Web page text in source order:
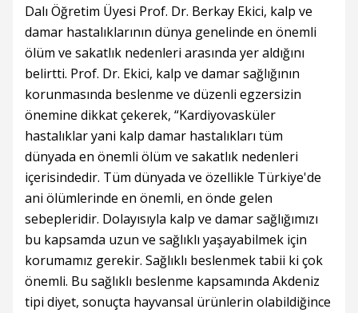
Dalı Öğretim Üyesi Prof. Dr. Berkay Ekici, kalp ve
damar hastalıklarının dünya genelinde en önemli
ölüm ve sakatlık nedenleri arasında yer aldığını
belirtti. Prof. Dr. Ekici, kalp ve damar sağlığının
korunmasında beslenme ve düzenli egzersizin
önemine dikkat çekerek, “Kardiyovasküler
hastalıklar yani kalp damar hastalıkları tüm
dünyada en önemli ölüm ve sakatlık nedenleri
içerisindedir. Tüm dünyada ve özellikle Türkiye'de
ani ölümlerinde en önemli, en önde gelen
sebepleridir. Dolayısıyla kalp ve damar sağlığımızı
bu kapsamda uzun ve sağlıklı yaşayabilmek için
korumamız gerekir. Sağlıklı beslenmek tabii ki çok
önemli. Bu sağlıklı beslenme kapsamında Akdeniz
tipi diyet, sonuçta hayvansal ürünlerin olabildiğince